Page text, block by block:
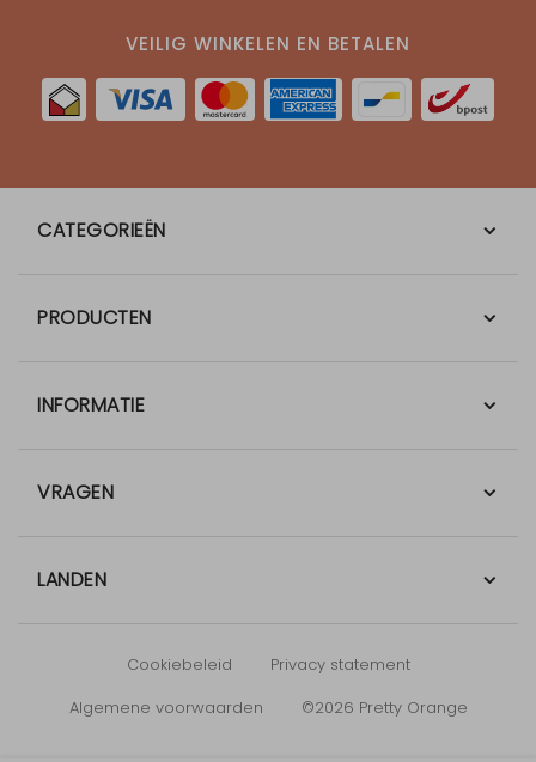
VEILIG WINKELEN EN BETALEN
CATEGORIEËN
PRODUCTEN
INFORMATIE
VRAGEN
LANDEN
Cookiebeleid
Privacy statement
Algemene voorwaarden
©2026 Pretty Orange